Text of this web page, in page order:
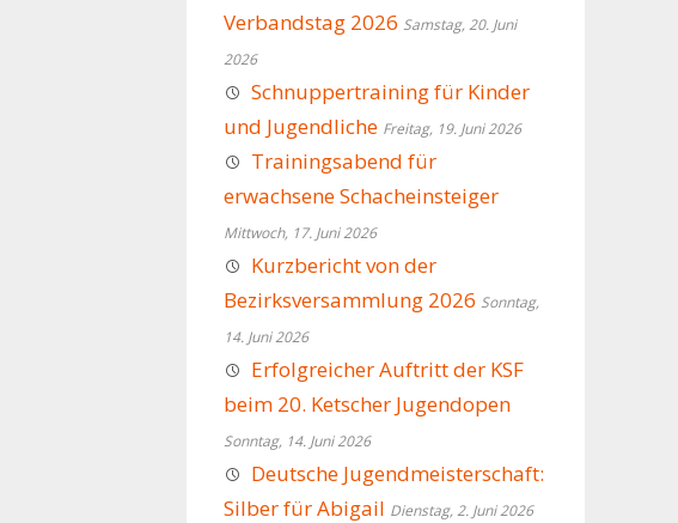
Verbandstag 2026 Samstag, 20. Juni
2026
Schnuppertraining für Kinder
und Jugendliche Freitag, 19. Juni 2026
Trainingsabend für
erwachsene Schacheinsteiger
Mittwoch, 17. Juni 2026
Kurzbericht von der
Bezirksversammlung 2026 Sonntag,
14. Juni 2026
Erfolgreicher Auftritt der KSF
beim 20. Ketscher Jugendopen
Sonntag, 14. Juni 2026
Deutsche Jugendmeisterschaft:
Silber für Abigail Dienstag, 2. Juni 2026